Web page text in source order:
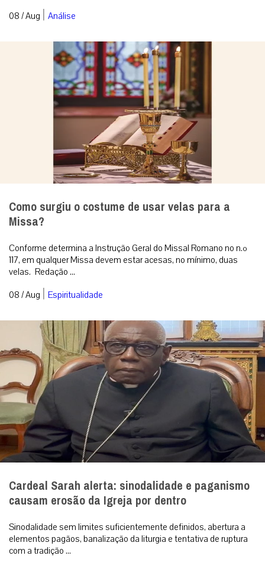
08 / Aug | Análise
Como surgiu o costume de usar velas para a
Missa?
Conforme determina a Instrução Geral do Missal Romano no n.º
117, em qualquer Missa devem estar acesas, no mínimo, duas
velas. Redação ...
08 / Aug | Espiritualidade
Cardeal Sarah alerta: sinodalidade e paganismo
causam erosão da Igreja por dentro
Sinodalidade sem limites suficientemente definidos, abertura a
elementos pagãos, banalização da liturgia e tentativa de ruptura
com a tradição ...